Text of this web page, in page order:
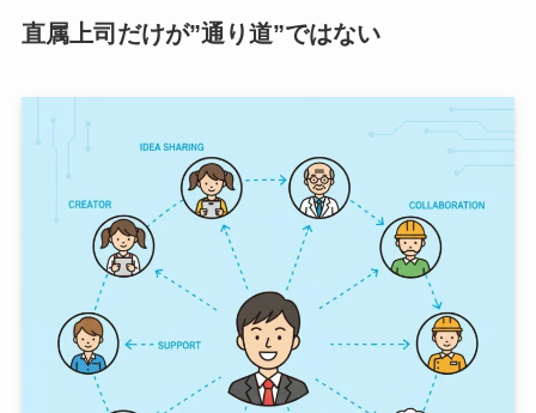
直属上司だけが”通り道”ではない